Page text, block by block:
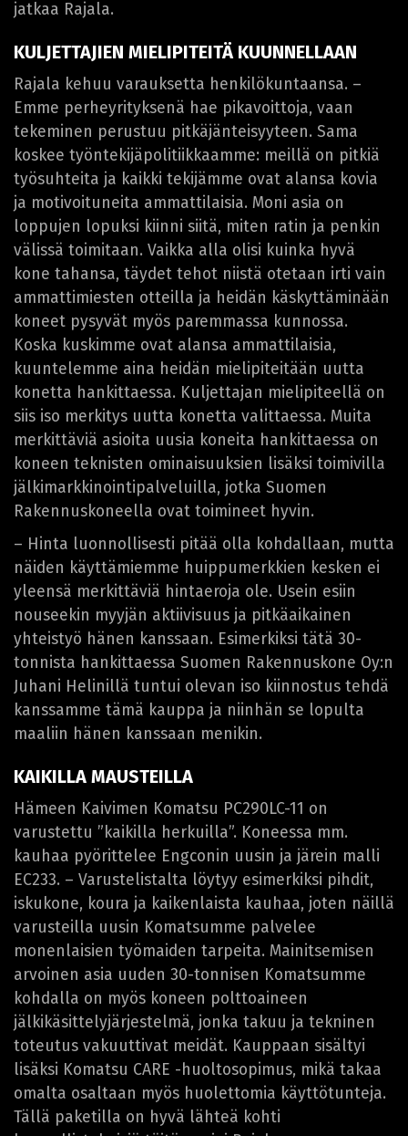
jatkaa Rajala.
KULJETTAJIEN MIELIPITEITÄ KUUNNELLAAN
Rajala kehuu varauksetta henkilökuntaansa. –
Emme perheyrityksenä hae pikavoittoja, vaan
tekeminen perustuu pitkäjänteisyyteen. Sama
koskee työntekijäpolitiikkaamme: meillä on pitkiä
työsuhteita ja kaikki tekijämme ovat alansa kovia
ja motivoituneita ammattilaisia. Moni asia on
loppujen lopuksi kiinni siitä, miten ratin ja penkin
välissä toimitaan. Vaikka alla olisi kuinka hyvä
kone tahansa, täydet tehot niistä otetaan irti vain
ammattimiesten otteilla ja heidän käskyttäminään
koneet pysyvät myös paremmassa kunnossa.
Koska kuskimme ovat alansa ammattilaisia,
kuuntelemme aina heidän mielipiteitään uutta
konetta hankittaessa. Kuljettajan mielipiteellä on
siis iso merkitys uutta konetta valittaessa. Muita
merkittäviä asioita uusia koneita hankittaessa on
koneen teknisten ominaisuuksien lisäksi toimivilla
jälkimarkkinointipalveluilla, jotka Suomen
Rakennuskoneella ovat toimineet hyvin.
– Hinta luonnollisesti pitää olla kohdallaan, mutta
näiden käyttämiemme huippumerkkien kesken ei
yleensä merkittäviä hintaeroja ole. Usein esiin
nouseekin myyjän aktiivisuus ja pitkäaikainen
yhteistyö hänen kanssaan. Esimerkiksi tätä 30-
tonnista hankittaessa Suomen Rakennuskone Oy:n
Juhani Helinillä tuntui olevan iso kiinnostus tehdä
kanssamme tämä kauppa ja niinhän se lopulta
maaliin hänen kanssaan menikin.
KAIKILLA MAUSTEILLA
Hämeen Kaivimen Komatsu PC290LC-11 on
varustettu ”kaikilla herkuilla”. Koneessa mm.
kauhaa pyörittelee Engconin uusin ja järein malli
EC233. – Varustelistalta löytyy esimerkiksi pihdit,
iskukone, koura ja kaikenlaista kauhaa, joten näillä
varusteilla uusin Komatsumme palvelee
monenlaisien työmaiden tarpeita. Mainitsemisen
arvoinen asia uuden 30-tonnisen Komatsumme
kohdalla on myös koneen polttoaineen
jälkikäsittelyjärjestelmä, jonka takuu ja tekninen
toteutus vakuuttivat meidät. Kauppaan sisältyi
lisäksi Komatsu CARE -huoltosopimus, mikä takaa
omalta osaltaan myös huolettomia käyttötunteja.
Tällä paketilla on hyvä lähteä kohti